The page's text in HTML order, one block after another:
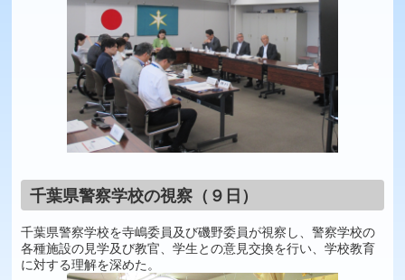
千葉県警察学校の視察（９日）
千葉県警察学校を寺嶋委員及び磯野委員が視察し、警察学校の
各種施設の見学及び教官、学生との意見交換を行い、学校教育
に対する理解を深めた。